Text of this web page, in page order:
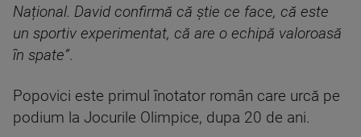
Național. David confirmă că știe ce face, că este
un sportiv experimentat, că are o echipă valoroasă
în spate”.
Popovici este primul înotator român care urcă pe
podium la Jocurile Olimpice, dupa 20 de ani.